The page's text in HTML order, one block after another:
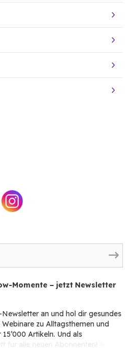
Momente – jetzt Newsletter
an und hol dir gesundes
zu Alltagsthemen und
Artikeln. Und als